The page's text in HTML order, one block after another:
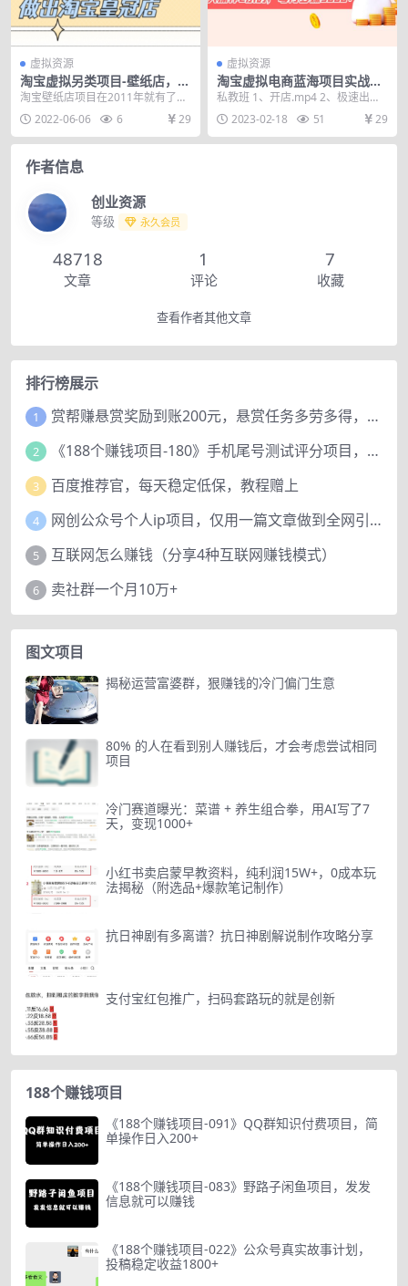
虚拟资源
淘宝虚拟另类项目-壁纸店，细
节玩法，让你稳定做出淘宝皇
淘宝壁纸店项目在2011年就有了，
一直存活到现在，其生命力之强
大，同样也阳光正规...
2022-06-06 6 29
虚拟资源
淘宝虚拟电商蓝海项目实战班
+私教班：每天操作2小时，每
私教班 1、开店.mp4 2、极速出单
体验.mp4 3、保证金缴纳.mp4
4、...2023-02-18 51 29
作者信息
创业资源
等级 永久会员
48718
文章
1
评论
7
收藏
查看作者其他文章
排行榜展示
1 赏帮赚悬赏奖励到账200元，悬赏任务多劳多得，人人可做。
2 《188个赚钱项目-180》手机尾号测试评分项目，短视频直播日赚200+
3 百度推荐官，每天稳定低保，教程赠上
4 网创公众号个人ip项目，仅用一篇文章做到全网引流！
5 互联网怎么赚钱（分享4种互联网赚钱模式）
6 卖社群一个月10万+
图文项目
揭秘运营富婆群，狠赚钱的冷门偏门生意
80% 的人在看到别人赚钱后，才会考虑尝试相同
项目
冷门赛道曝光：菜谱 + 养生组合拳，用AI写了7
天，变现1000+
小红书卖启蒙早教资料，纯利润15W+，0成本玩
法揭秘（附选品+爆款笔记制作）
抗日神剧有多离谱？抗日神剧解说制作攻略分享
支付宝红包推广，扫码套路玩的就是创新
188个赚钱项目
《188个赚钱项目-091》QQ群知识付费项目，简
单操作日入200+
《188个赚钱项目-083》野路子闲鱼项目，发发
信息就可以赚钱
《188个赚钱项目-022》公众号真实故事计划，
投稿稳定收益1800+